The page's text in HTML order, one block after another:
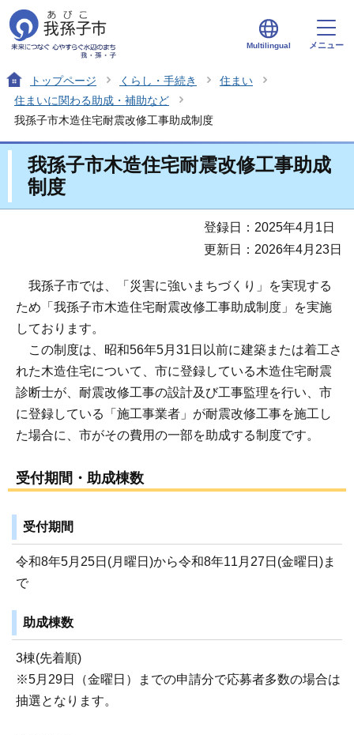
Multilingual メニュー
トップページ くらし・手続き
住まい
住まいに関わる助成・補助など
我孫子市木造住宅耐震改修工事助成制度
我孫子市木造住宅耐震改修工事助成
制度
登録日：2025年4月1日
更新日：2026年4月23日
我孫子市では、「災害に強いまちづくり」を実現する
ため「我孫子市木造住宅耐震改修工事助成制度」を実施
しております。
この制度は、昭和56年5月31日以前に建築または着工さ
れた木造住宅について、市に登録している木造住宅耐震
診断士が、耐震改修工事の設計及び工事監理を行い、市
に登録している「施工事業者」が耐震改修工事を施工し
た場合に、市がその費用の一部を助成する制度です。
受付期間・助成棟数
受付期間
令和8年5月25日(月曜日)から令和8年11月27日(金曜日)ま
で
助成棟数
3棟(先着順)
※5月29日（金曜日）までの申請分で応募者多数の場合は
抽選となります。